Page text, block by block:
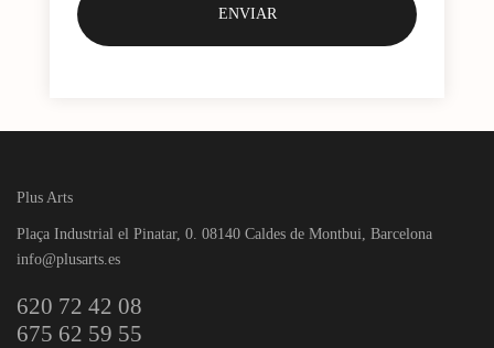
Plus Arts
Plaça Industrial el Pinatar, 0. 08140 Caldes de Montbui, Barcelona
info@plusarts.es
620 72 42 08
675 62 59 55